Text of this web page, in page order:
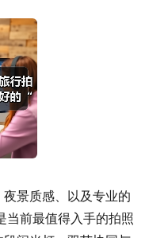
景质感、以及专业的
当前最值得入手的拍照